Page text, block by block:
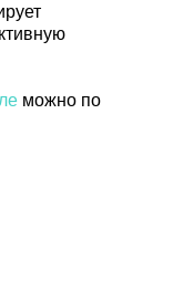
можно по